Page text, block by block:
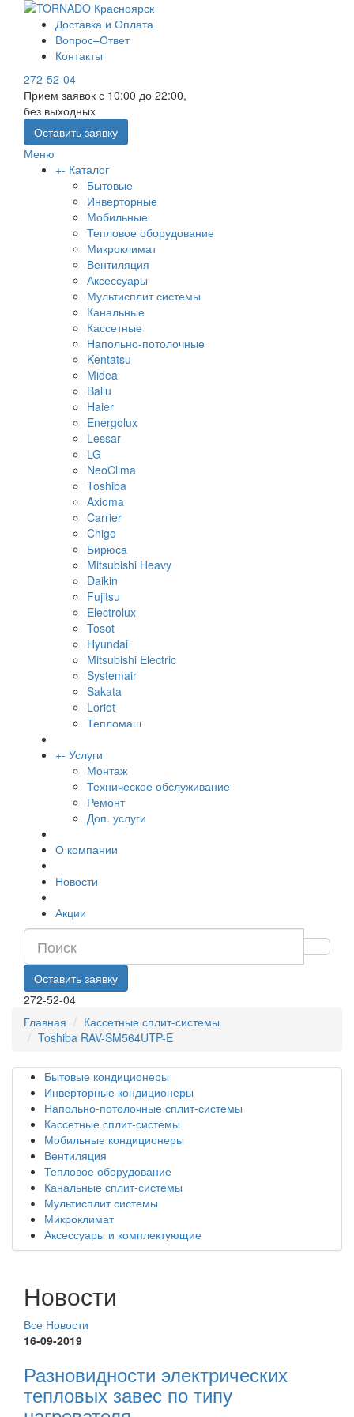
Доставка и Оплата
Вопрос–Ответ
Контакты
272-52-04
Прием заявок с 10:00 до 22:00,
без выходных
Оставить заявку
Меню
+- Каталог
Бытовые
Инверторные
Мобильные
Тепловое оборудование
Микроклимат
Вентиляция
Аксессуары
Мультисплит системы
Канальные
Кассетные
Напольно-потолочные
Kentatsu
Midea
Ballu
Haier
Energolux
Lessar
LG
NeoClima
Toshiba
Axioma
Carrier
Chigo
Бирюса
Mitsubishi Heavy
Daikin
Fujitsu
Electrolux
Tosot
Hyundai
Mitsubishi Electric
Systemair
Sakata
Loriot
Тепломаш
+- Услуги
Монтаж
Техническое обслуживание
Ремонт
Доп. услуги
О компании
Новости
Акции
Оставить заявку
272-52-04
Главная
Кассетные сплит-системы
Toshiba RAV-SM564UTP-E
Бытовые кондиционеры
Инверторные кондиционеры
Напольно-потолочные сплит-системы
Кассетные сплит-системы
Мобильные кондиционеры
Вентиляция
Тепловое оборудование
Канальные сплит-системы
Мультисплит системы
Микроклимат
Аксессуары и комплектующие
Новости
Все Новости
16-09-2019
Разновидности электрических
тепловых завес по типу